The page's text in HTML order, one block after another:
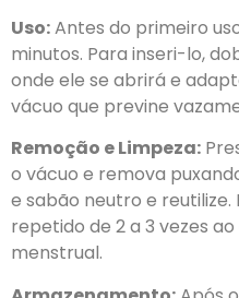
Uso:Antes do primeiro
minutos. Para inseri-lo,
onde ele se abrirá e
vácuo que previne
Remoção e Limpeza:
o vácuo e remova
e sabão neutro e reutilize.
repetido de 2 a 3 vezes
menstrual.